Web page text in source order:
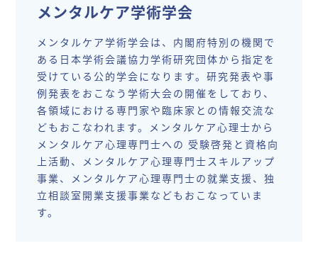
メンタルケア学術学会
メンタルケア学術学会は、内閣府特別の機関で
ある日本学術会議協力学術研究団体から指定を
受けている公的学会になります。研究発表や事
例発表をおこなう学術大会の開催をしており、
各領域における専門家や臨床家との情報交流な
どもおこなわれます。メンタルケア心理士から
メンタルケア心理専門士への 受験啓発と資格向
上活動、メンタルケア心理専門士スキルアップ
事業、メンタルケア心理専門士の就業支援、独
立相談室開業支援事業などもおこなっていま
す。